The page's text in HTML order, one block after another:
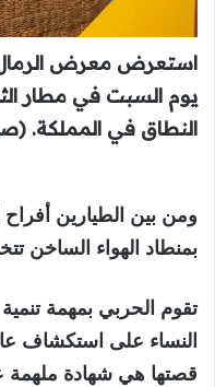
يوم السبت في مطار
النطاق في المملكة.
ومن بين الطيارين
بمنطاد الهواء الساخن
تقوم الحربي بمهمة
النساء على استكشاف
قصتها هي شهادة ملهمة